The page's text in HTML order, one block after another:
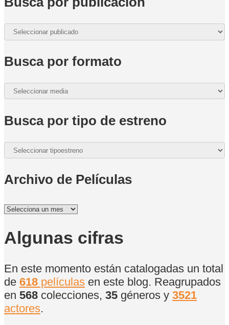
Busca por formato
Busca por tipo de estreno
Archivo de Películas
Archivo
Películas
Algunas cifras
En este momento están catalogadas un total
de 618 películas en este blog. Reagrupados
en 568 colecciones, 35 géneros y 3521
actores.